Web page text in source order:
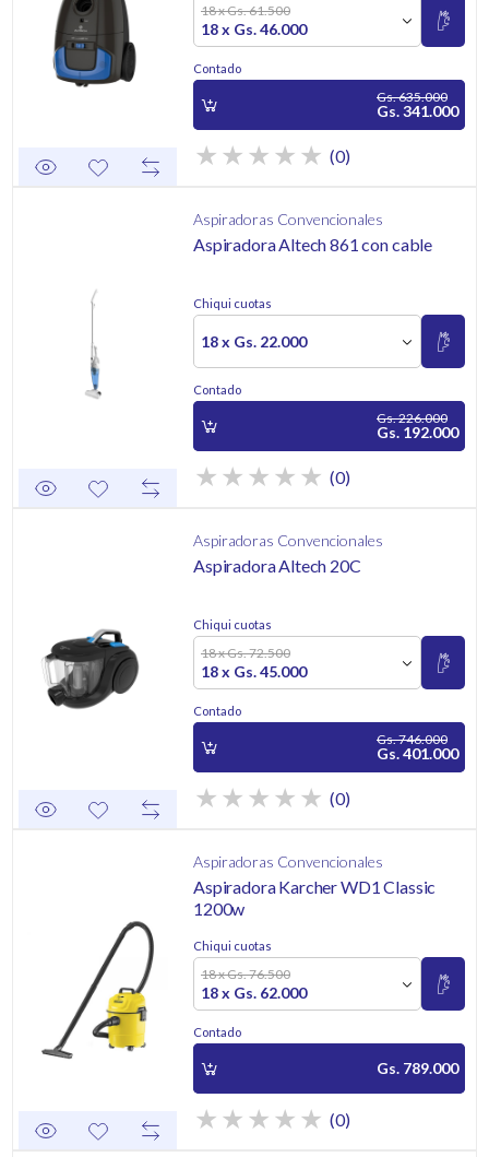
18 x Gs. 61.500
18 x Gs. 46.000
Contado
Gs. 635.000
Gs. 341.000
(0)
Aspiradoras Convencionales
Aspiradora Altech 861 con cable
Chiqui cuotas
18 x Gs. 22.000
Contado
Gs. 226.000
Gs. 192.000
(0)
Aspiradoras Convencionales
Aspiradora Altech 20C
Chiqui cuotas
18 x Gs. 72.500
18 x Gs. 45.000
Contado
Gs. 746.000
Gs. 401.000
(0)
Aspiradoras Convencionales
Aspiradora Karcher WD1 Classic
1200w
Chiqui cuotas
18 x Gs. 76.500
18 x Gs. 62.000
Contado
Gs. 789.000
(0)